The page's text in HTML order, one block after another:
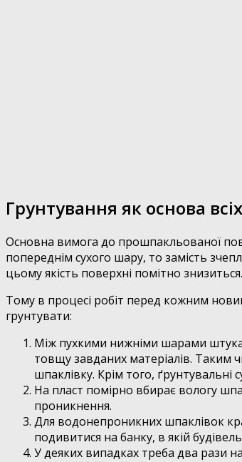
Грунтування як основа
Основна вимога до прошпакльованої
попереднім сухого шару, то замість
цьому якість поверхні помітно
Тому в процесі робіт перед кожним
грунтувати:
Між пухкими нижніми шарами
товщу завданих матеріалів. Таким
шпаклівку. Крім того,
На пласт помірно вбирає вологу
проникнення.
Для водонепроникних шпаклівок
подивитися на банку, в якій
У деяких випадках треба два рази